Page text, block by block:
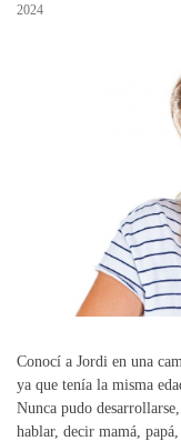
2024
Conocí a Jordi en una
ya que tenía la misma
Nunca pudo
hablar, decir mamá,